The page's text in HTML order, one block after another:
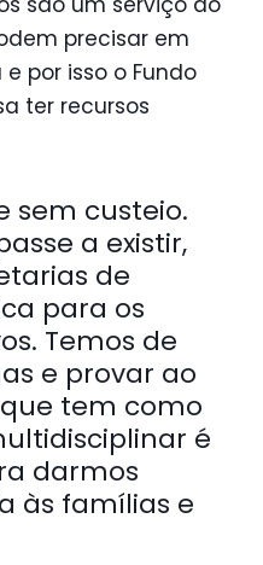
precisar em
por isso o Fundo
ter recursos
sem custeio.
a existir,
de
para os
Temos de
e provar ao
tem como
é
darmos
às famílias e